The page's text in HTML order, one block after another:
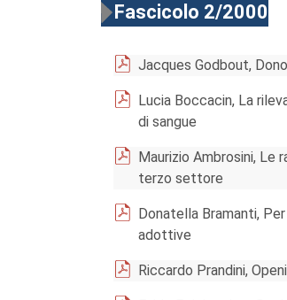
Fascicolo 2/2000
Jacques Godbout,
Lucia Boccacin, La
di sangue
Maurizio Ambrosini, Le
terzo settore
Donatella Bramanti,
adottive
Riccardo Prandini,